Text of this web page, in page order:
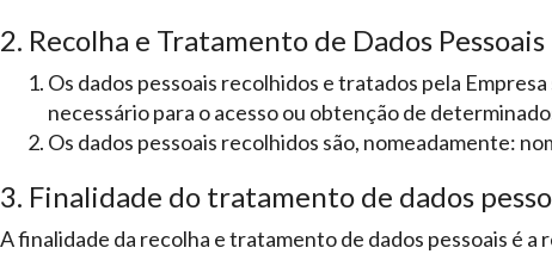
2. Recolha e Tratamento de Dados Pessoais
Os dados pessoais recolhidos e tratados pela
necessário para o acesso ou obtenção de
Os dados pessoais recolhidos são, nomeadamente:
3. Finalidade do tratamento de dados
A finalidade da recolha e tratamento de dados pessoais é